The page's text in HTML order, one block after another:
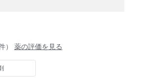
） 薬の評価を見る